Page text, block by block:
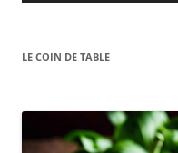
LE COIN DE TABLE